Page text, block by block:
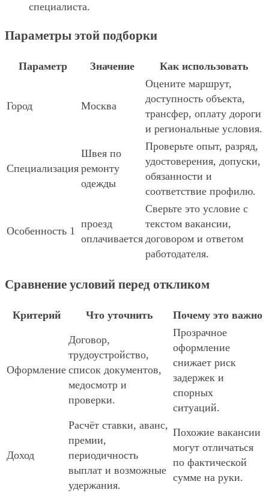
специалиста.
Параметры этой подборки
Параметр Значение Как использовать
Город Москва
Оцените маршрут,
доступность объекта,
трансфер, оплату дороги
и региональные условия.
Специализация
Швея по
ремонту
одежды
Проверьте опыт, разряд,
удостоверения, допуски,
обязанности и
соответствие профилю.
Особенность 1
проезд
оплачивается
Сверьте это условие с
текстом вакансии,
договором и ответом
работодателя.
Сравнение условий перед откликом
Критерий Что уточнить Почему это важно
Оформление
Договор,
трудоустройство,
список документов,
медосмотр и
проверки.
Прозрачное
оформление
снижает риск
задержек и
спорных
ситуаций.
Доход
Расчёт ставки, аванс,
премии,
периодичность
выплат и возможные
удержания.
Похожие вакансии
могут отличаться
по фактической
сумме на руки.